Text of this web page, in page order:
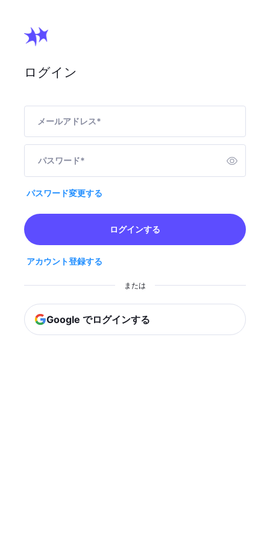
ログイン
メールアドレス*
パスワード*
パスワード変更する
ログインする
アカウント登録する
または
Google でログインする